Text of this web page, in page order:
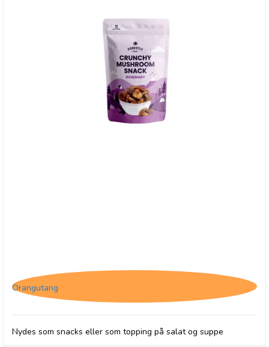
Orangutang
Nydes som snacks eller som topping på salat og suppe